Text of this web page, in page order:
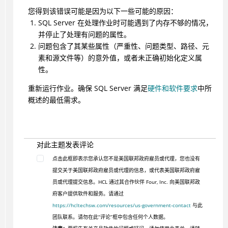
您得到该错误可能是因为以下一些可能的原因：
SQL Server 在处理作业时可能遇到了内存不够的情况，
并停止了处理有问题的属性。
问题包含了其某些属性（严重性、问题类型、路径、元
素和源文件等）的意外值，或者未正确初始化定义属
性。
重新运行作业。确保 SQL Server 满足硬件和软件要求中所
概述的最低需求。
对此主题发表评论
点击此框即表示您承认您不是美国联邦政府雇员或代理，您也没有
提交关于美国联邦政府雇员或代理的信息，或代表美国联邦政府雇
员或代理提交信息。HCL 通过其合作伙伴 Four, Inc. 向美国联邦政
府客户提供软件和服务。请通过
https://hcltechsw.com/resources/us-government-contact与此
团队联系。请勿在此“评论”框中包含任何个人数据。